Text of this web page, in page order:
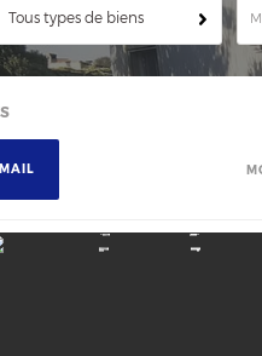
Tous types de biens